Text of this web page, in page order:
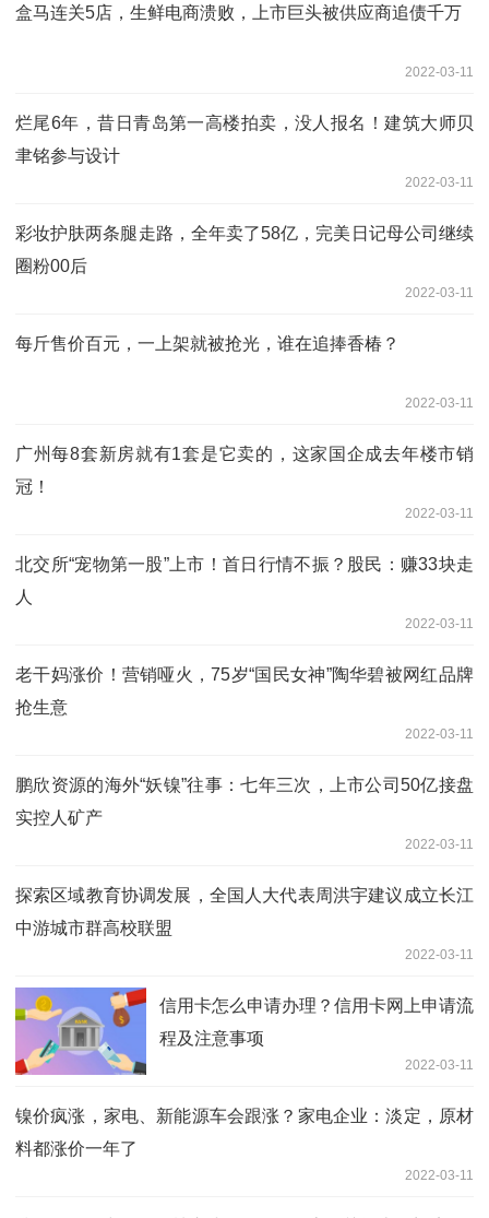
盒马连关5店，生鲜电商溃败，上市巨头被供应商追债千万
2022-03-11
烂尾6年，昔日青岛第一高楼拍卖，没人报名！建筑大师贝
聿铭参与设计
2022-03-11
彩妆护肤两条腿走路，全年卖了58亿，完美日记母公司继续
圈粉00后
2022-03-11
每斤售价百元，一上架就被抢光，谁在追捧香椿？
2022-03-11
广州每8套新房就有1套是它卖的，这家国企成去年楼市销
冠！
2022-03-11
北交所“宠物第一股”上市！首日行情不振？股民：赚33块走
人
2022-03-11
老干妈涨价！营销哑火，75岁“国民女神”陶华碧被网红品牌
抢生意
2022-03-11
鹏欣资源的海外“妖镍”往事：七年三次，上市公司50亿接盘
实控人矿产
2022-03-11
探索区域教育协调发展，全国人大代表周洪宇建议成立长江
中游城市群高校联盟
2022-03-11
信用卡怎么申请办理？信用卡网上申请流
程及注意事项
2022-03-11
镍价疯涨，家电、新能源车会跟涨？家电企业：淡定，原材
料都涨价一年了
2022-03-11